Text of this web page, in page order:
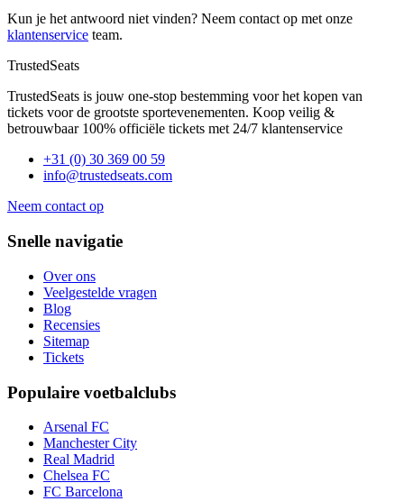
Kun je het antwoord niet vinden? Neem contact op met onze
klantenservice team.
TrustedSeats
TrustedSeats is jouw one-stop bestemming voor het kopen van
tickets voor de grootste sportevenementen. Koop veilig &
betrouwbaar 100% officiële tickets met 24/7 klantenservice
+31 (0) 30 369 00 59
info@trustedseats.com
Neem contact op
Snelle navigatie
Over ons
Veelgestelde vragen
Blog
Recensies
Sitemap
Tickets
Populaire voetbalclubs
Arsenal FC
Manchester City
Real Madrid
Chelsea FC
FC Barcelona